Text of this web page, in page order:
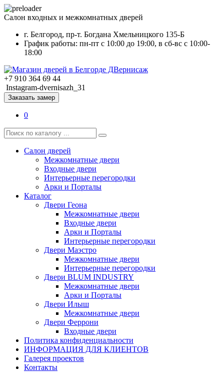
Салон входных и межкомнатных дверей
г. Белгород, пр-т. Богдана Хмельницкого 135-Б
График работы: пн-пт с 10:00 до 19:00, в сб-вс с 10:00-
18:00
+7 910 364 69 44
Instagram-dvernisazh_31
Заказать замер
0
Салон дверей
Межкомнатные двери
Входные двери
Интерьерные перегородки
Арки и Порталы
Каталог
Двери Геона
Межкомнатные двери
Входные двери
Арки и Порталы
Интерьерные перегородки
Двери Маэстро
Межкомнатные двери
Интерьерные перегородки
Двери BLUM INDUSTRY
Межкомнатные двери
Арки и Порталы
Двери Илыш
Межкомнатные двери
Двери Феррони
Входные двери
Политика конфиденциальности
ИНФОРМАЦИЯ ДЛЯ КЛИЕНТОВ
Галерея проектов
Контакты